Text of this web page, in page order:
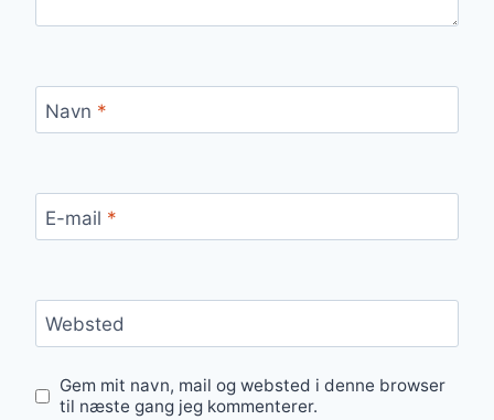
Navn *
E-mail *
Websted
Gem mit navn, mail og websted i denne browser
til næste gang jeg kommenterer.